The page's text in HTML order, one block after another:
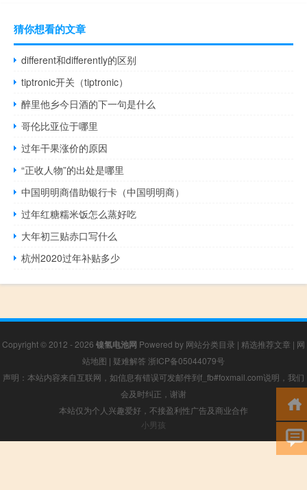
猜你想看的文章
different和differently的区别
tiptronic开关（tiptronic）
醉里他乡今日酒的下一句是什么
哥伦比亚位于哪里
过年干果涨价的原因
“正收人物”的出处是哪里
中国明明商借助银行卡（中国明明商）
过年红糖糯米饭怎么蒸好吃
大年初三贴赤口写什么
杭州2020过年补贴多少
Copyright © 2012 - 2026 镍氢电池网 Powered by 网站分类目录 | 精选推荐文章 | 网
站地图 | 疑难解答 浙ICP备05044079号
声明：本站内容来自互联网，如信息有错误可发邮件到f_fb#foxmail.com说明，我们
会及时纠正，谢谢
本站仅为个人兴趣爱好，不接盈利性广告及商业合作
小男孩